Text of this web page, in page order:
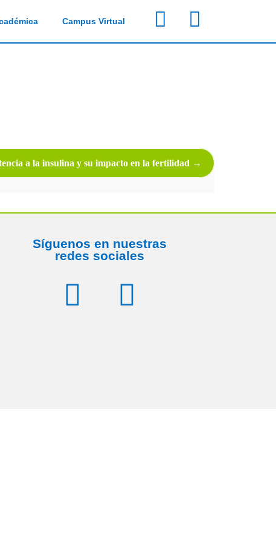
Campus Virtual
a la insulina y su impacto en la fertilidad
Síguenos en nuestras
redes sociales